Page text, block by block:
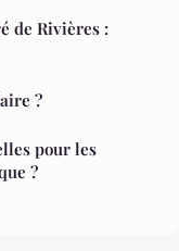
de Rivières :
?
pour les
?